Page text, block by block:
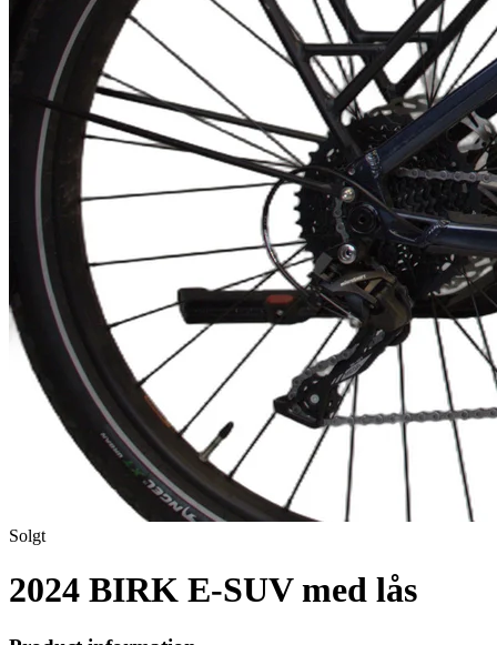
Solgt
2024 BIRK E-SUV med lås